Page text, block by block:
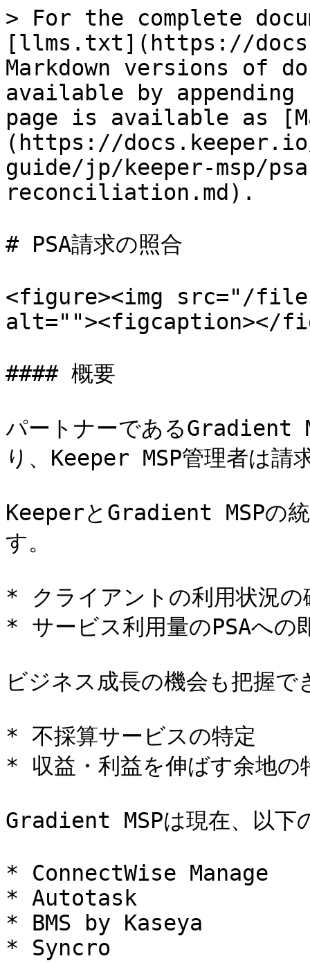
> For the complete
[llms.txt](https://
Markdown versions of
available by
page is available as
(https://
guide/jp/keeper-msp/
reconciliation.md).
# PSA請求の照合
<figure><img src="/
alt=""><figcaption></
#### 概要
パートナーであるGradient
り、Keeper MSP管理者は請
KeeperとGradient MSPの統
す。
* クライアントの利用状況
* サービス利用量のPSAへの
ビジネス成長の機会も把握で
* 不採算サービスの特定
* 収益・利益を伸ばす余地の
Gradient MSPは現在、以下
* ConnectWise Manage
* Autotask
* BMS by Kaseya
* Syncro